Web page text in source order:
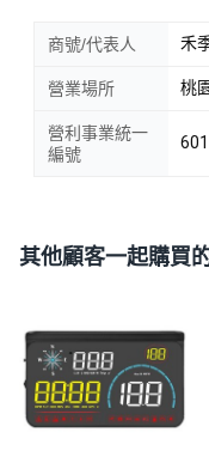
商號/代表人 禾
營業場所 桃
營利事業統一
編號
其他顧客一起購買